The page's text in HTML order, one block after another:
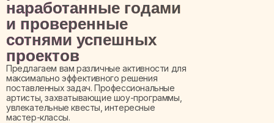
наработанные годами
и проверенные
сотнями успешных
проектов
Предлагаем вам различные активности для
максимально эффективного решения
поставленных задач. Профессиональные
артисты, захватывающие шоу-программы,
увлекательные квесты, интересные
мастер-классы.